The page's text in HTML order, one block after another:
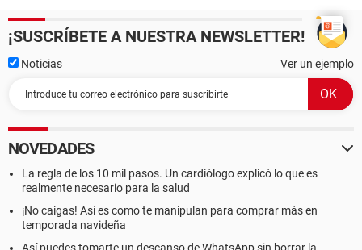
¡SUSCRÍBETE A NUESTRA NEWSLETTER!
Noticias Ver un ejemplo
NOVEDADES
La regla de los 10 mil pasos. Un cardiólogo explicó lo que es
realmente necesario para la salud
¡No caigas! Así es como te manipulan para comprar más en
temporada navideña